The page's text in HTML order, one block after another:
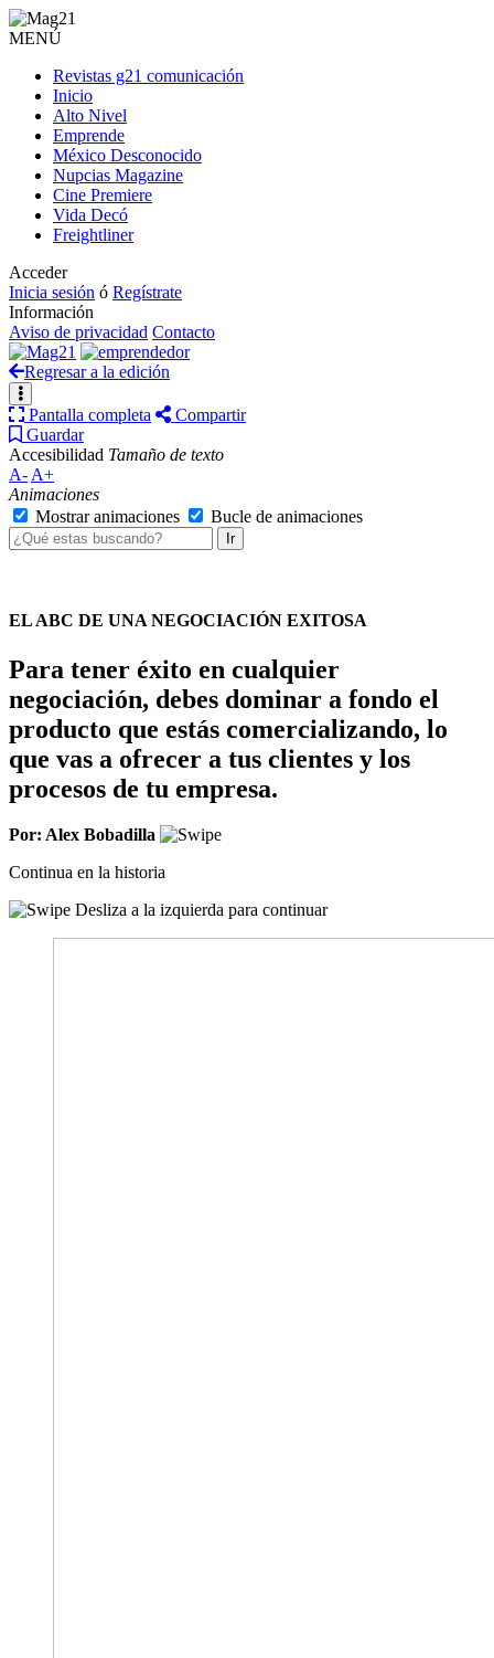
MENÚ
Revistas g21 comunicación
Inicio
Alto Nivel
Emprende
México Desconocido
Nupcias Magazine
Cine Premiere
Vida Decó
Freightliner
Acceder
Inicia sesión ó Regístrate
Información
Aviso de privacidad Contacto
Regresar a la edición
Pantalla completa
Compartir
Guardar
Accesibilidad Tamaño de texto
A- A+
Animaciones
Mostrar animaciones
Bucle de animaciones
Ir
EL ABC DE UNA NEGOCIACIÓN EXITOSA
Para tener éxito en cualquier
negociación, debes dominar a fondo el
producto que estás comercializando, lo
que vas a ofrecer a tus clientes y los
procesos de tu empresa.
Por: Alex Bobadilla
Continua en la historia
Desliza a la izquierda para continuar